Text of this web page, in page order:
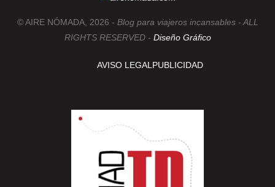
© AIRE NÓMADA, 2026 - Blog para viajeros incansables - ALL
RIGHTS RESERVED - Diseño Gráfico
AVISO LEGAL PUBLICIDAD